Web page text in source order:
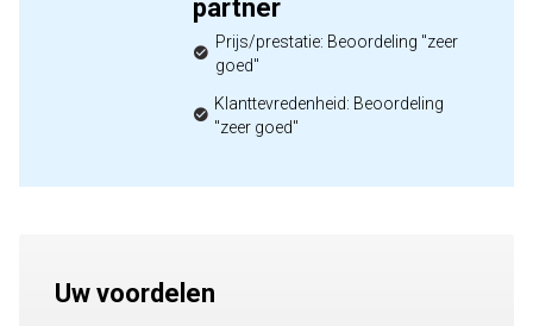
partner
Prijs/prestatie: Beoordeling "zeer
goed"
Klanttevredenheid: Beoordeling
"zeer goed"
Uw voordelen